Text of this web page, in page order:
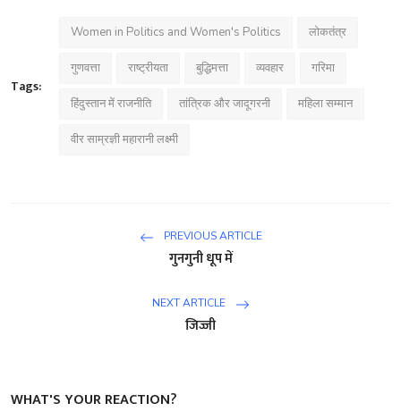
Tags:
Women in Politics and Women's Politics लोकतंत्र
गुणवत्ता राष्ट्रीयता बुद्धिमत्ता व्यवहार गरिमा
हिंदुस्तान में राजनीति तांत्रिक और जादूगरनी महिला सम्मान
वीर साम्रज्ञी महारानी लक्ष्मी
PREVIOUS ARTICLE
गुनगुनी धूप में
NEXT ARTICLE
जिज्जी
WHAT'S YOUR REACTION?